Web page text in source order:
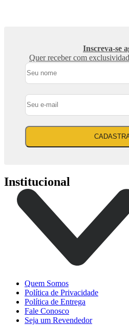
Inscreva-se
Quer receber com
Institucional
Quem Somos
Política de Privacidade
Política de Entrega
Fale Conosco
Seja um Revendedor